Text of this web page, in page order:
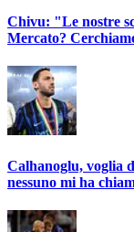
Chivu: "Le nostre
Mercato?
Calhanoglu, voglia
nessuno mi ha